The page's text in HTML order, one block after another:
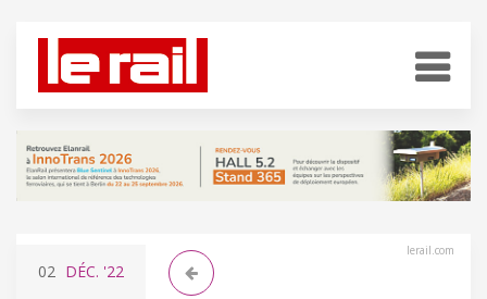
lerail.com
02 DÉC. '22